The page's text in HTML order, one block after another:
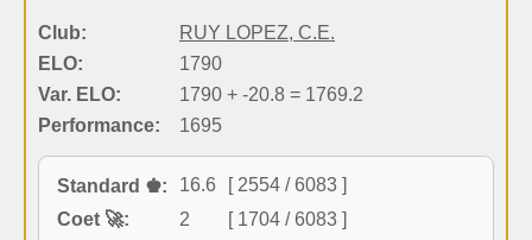
Club:
RUY LOPEZ, C.E.
ELO:
1790
Var. ELO:
1790 + -20.8 = 1769.2
Performance:
1695
Standard ♚: 16.6
[ 2554 / 6083 ]
Coet 🚀:
2
[ 1704 / 6083 ]